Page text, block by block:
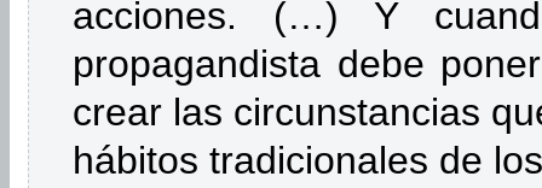
acciones. (…) Y
propagandista debe
crear las circunstancias
hábitos tradicionales de